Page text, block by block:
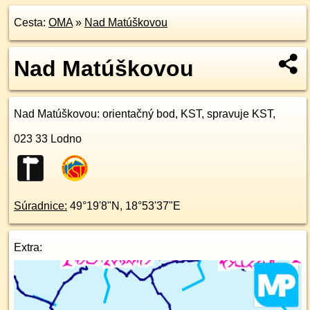
Cesta: OMA» Nad Matúškovou
Nad Matúškovou
Nad Matúškovou: orientačný bod, KST, spravuje KST,
023 33 Lodno
Súradnice: 49°19'8"N , 18°53'37"E
Extra: